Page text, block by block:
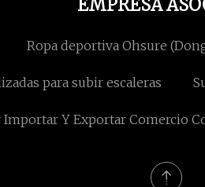
EMPRESA
Ropa deportiva Ohsure
para subir escaleras
Y Exportar Comercio